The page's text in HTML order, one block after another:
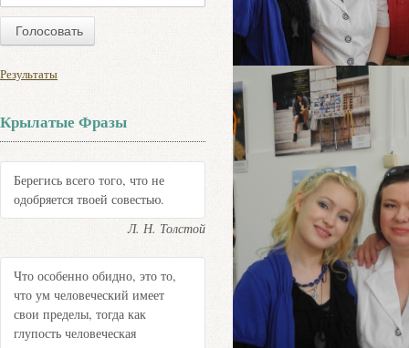
Результаты
Крылатые Фразы
Берегись всего того, что не
одобряется твоей совестью.
Л. Н. Толстой
Что особенно обидно, это то,
что ум человеческий имеет
свои пределы, тогда как
глупость человеческая